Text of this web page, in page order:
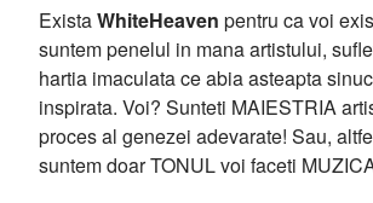
ExistaWhiteHeaven pentru ca voi
suntem penelul in mana artistului,
hartia imaculata ce abia asteapta
inspirata. Voi? Sunteti MAIESTRIA
proces al genezei adevarate! Sau,
suntem doar TONUL voi faceti